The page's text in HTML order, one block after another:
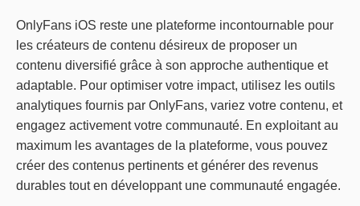
OnlyFans iOS reste une plateforme incontournable pour
les créateurs de contenu désireux de proposer un
contenu diversifié grâce à son approche authentique et
adaptable. Pour optimiser votre impact, utilisez les outils
analytiques fournis par OnlyFans, variez votre contenu, et
engagez activement votre communauté. En exploitant au
maximum les avantages de la plateforme, vous pouvez
créer des contenus pertinents et générer des revenus
durables tout en développant une communauté engagée.